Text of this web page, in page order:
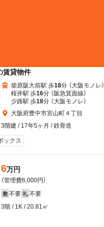
賃貸物件
柴原阪大前駅 歩18分 （大阪モノレ）
桜井駅 歩16分 （阪急箕面線）
少路駅 歩18分 （大阪モノレ）
大阪府豊中市宮山町４丁目
3階建 / 17年5ヶ月 / 鉄骨造
ックス
6万円
（管理費6,000円）
敷 不要 礼 不要
3階 / 1K / 20.81㎡